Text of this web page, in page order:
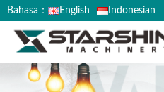
Bahasa： English Indonesian